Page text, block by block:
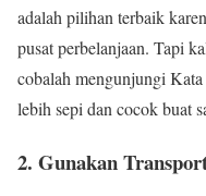
adalah pilihan terbaik
pusat perbelanjaan. Tapi
cobalah mengunjungi
lebih sepi dan cocok buat
2. Gunakan